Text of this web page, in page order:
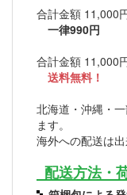
合計金額 11,000
一律990円
合計金額 11,000
送料無料！
北海道・沖縄・
ます。
海外への配送は出
配送方法・